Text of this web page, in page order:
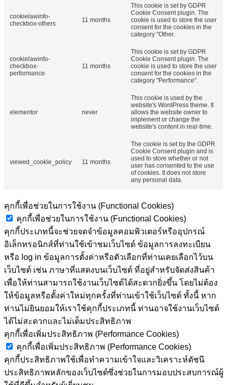
cookielawinfo-
checkbox-others
11 months
This cookie is set by GDPR
Cookie Consent plugin. The
cookie is used to store the user
consent for the cookies in the
category "Other.
cookielawinfo-
checkbox-
performance
11 months
This cookie is set by GDPR
Cookie Consent plugin. The
cookie is used to store the user
consent for the cookies in the
category "Performance".
elementor never
This cookie is used by the
website's WordPress theme. It
allows the website owner to
implement or change the
website's content in real-time.
viewed_cookie_policy 11 months
The cookie is set by the GDPR
Cookie Consent plugin and is
used to store whether or not
user has consented to the use
of cookies. It does not store
any personal data.
คุกกี้เพื่อช่วยในการใช้งาน (Functional Cookies)
คุกกี้เพื่อช่วยในการใช้งาน (Functional Cookies)
คุกกี้ประเภทนี้จะช่วยจดจำข้อมูลคอมพิวเตอร์หรืออุปกรณ์
อิเล็กทรอนิกส์ที่ท่านใช้เข้าชมเว็บไซต์ ข้อมูลการลงทะเบียน
หรือ log in ข้อมูลการตั้งค่าหรือตัวเลือกที่ท่านเคยเลือกไว้บน
เว็บไซต์ เช่น ภาษาที่แสดงบนเว็บไซต์ ที่อยู่สำหรับจัดส่งสินค้า
เพื่อให้ท่านสามารถใช้งานเว็บไซต์ได้สะดวกยิ่งขึ้น โดยไม่ต้อง
ให้ข้อมูลหรือตั้งค่าใหม่ทุกครั้งที่ท่านเข้าใช้เว็บไซต์ ทั้งนี้ หาก
ท่านไม่ยินยอมให้เราใช้คุกกี้ประเภทนี้ ท่านอาจใช้งานเว็บไซต์
ได้ไม่สะดวกและไม่เต็มประสิทธิภาพ
คุกกี้เพื่อเพิ่มประสิทธิภาพ (Performance Cookies)
คุกกี้เพื่อเพิ่มประสิทธิภาพ (Performance Cookies)
คุกกี้ประสิทธิภาพใช้เพื่อทำความเข้าใจและวิเคราะห์ดัชนี
ประสิทธิภาพหลักของเว็บไซต์ซึ่งช่วยในการมอบประสบการณ์ผู้